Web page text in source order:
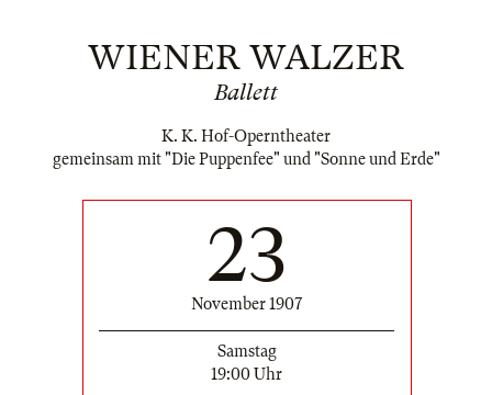
WIENER WALZER
Ballett
K. K. Hof-Operntheater
gemeinsam mit "Die Puppenfee" und "Sonne und Erde"
23
November 1907
Samstag
19:00 Uhr